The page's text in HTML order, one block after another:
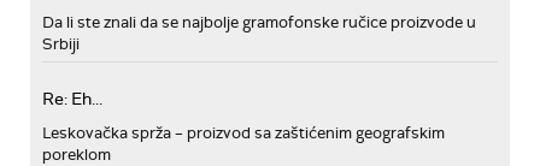
Da li ste znali da se najbolje gramofonske ručice proizvode u
Srbiji
Re: Eh...
Leskovačka sprža – proizvod sa zaštićenim geografskim
poreklom